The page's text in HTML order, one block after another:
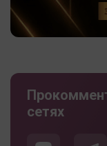
сетях